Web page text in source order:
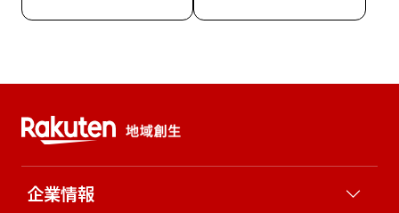
企業情報